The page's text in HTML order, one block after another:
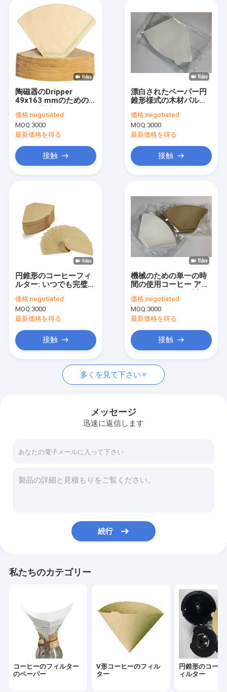
プロダクト
私達について
工場旅行
私達に連絡しなさい
引用を要求しなさい
コーヒーのフィルターのペーパー
V形コーヒーのフィルター
バスケットのコーヒーのフィルター
Chemexのコーヒーのフィルター
生物分解性のコーヒーのフィルター
コーヒーのフィルターの付属品
石油フィルターのペーパー
エアフライヤーペーパー
陶磁器のDripper
49x163 mmのためのペ
ーのフィルター
価格:negotiated
MOQ:3000
最新価格を得る
接触
漂白されたペーパー円
錐形様式の木材パルプ
ー
価格:negotiated
MOQ:3000
最新価格を得る
接触
円錐形のコーヒーフィ
ルター: いつでも完璧な
す
価格:negotiated
MOQ:3000
最新価格を得る
接触
機械のための単一の時
間の使用コーヒー アル
102のサイズ
価格:negotiated
MOQ:3000
最新価格を得る
接触
多くを見て下さい
メッセージ
迅速に返信します
続行
私たちのカテゴリー
コーヒーのフィルター
のペーパー
V形コーヒーのフィル
ター
円錐形のコーヒ
ィルター